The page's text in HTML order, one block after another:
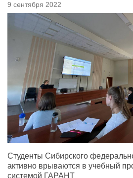
9 сентября 2022
Студенты Сибирского
активно врываются в учебный
системой ГАРАНТ